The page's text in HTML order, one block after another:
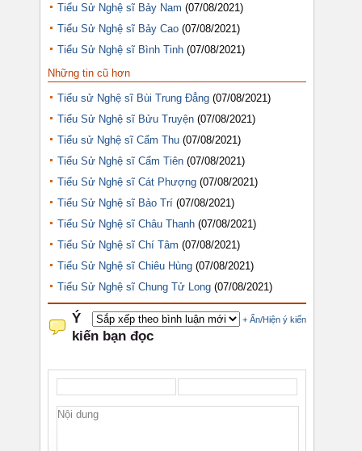
Tiểu Sử Nghệ sĩ Bảy Nam (07/08/2021)
Tiểu Sử Nghệ sĩ Bảy Cao (07/08/2021)
Tiểu Sử Nghệ sĩ Bình Tinh (07/08/2021)
Những tin cũ hơn
Tiểu sử Nghệ sĩ Bùi Trung Đẳng (07/08/2021)
Tiểu Sử Nghệ sĩ Bửu Truyện (07/08/2021)
Tiểu sử Nghệ sĩ Cẩm Thu (07/08/2021)
Tiểu Sử Nghệ sĩ Cẩm Tiên (07/08/2021)
Tiểu Sử Nghệ sĩ Cát Phượng (07/08/2021)
Tiểu Sử Nghệ sĩ Bảo Trí (07/08/2021)
Tiểu Sử Nghệ sĩ Châu Thanh (07/08/2021)
Tiểu Sử Nghệ sĩ Chí Tâm (07/08/2021)
Tiểu Sử Nghệ sĩ Chiêu Hùng (07/08/2021)
Tiểu Sử Nghệ sĩ Chung Tử Long (07/08/2021)